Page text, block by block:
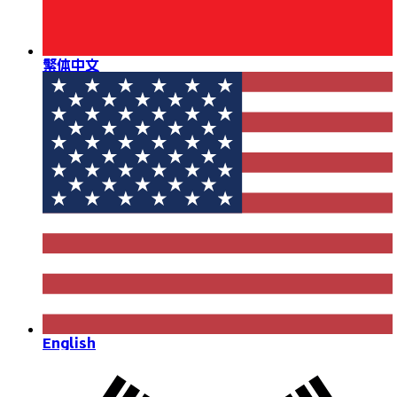
繁体中文
English